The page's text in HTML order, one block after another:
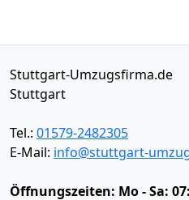
Stuttgart-Umzugsfirma.de
Stuttgart
Tel.: 01579-2482305
E-Mail: info@stuttgart-
Öffnungszeiten: Mo - Sa: